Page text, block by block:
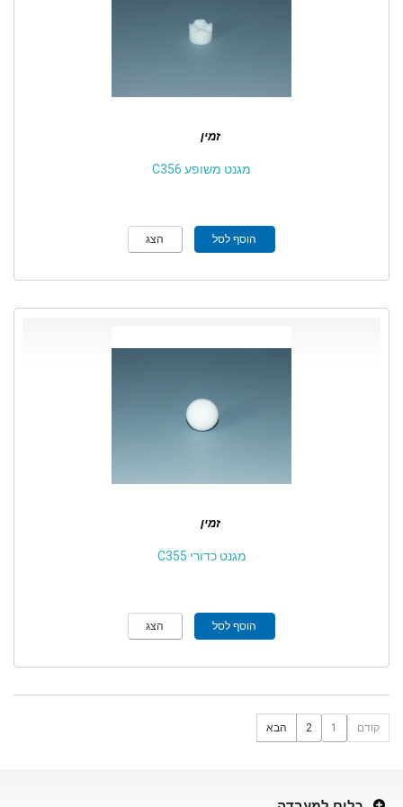
זמין
מגנט משופע C356
הוסף לסל הצג
זמין
מגנט כדורי C355
הוסף לסל הצג
קודם 1
2 הבא